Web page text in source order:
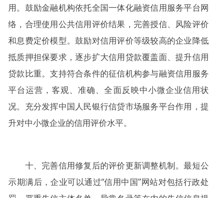
用。鼓励金融机构依托全国一体化融资信用服务平台网
络，合理使用公共信用评价结果，完善授信、风险评价
和息费定价模型。鼓励对信用评价等级较高的企业降低
抵质押担保要求，逐步扩大信用贷款覆盖面、提升信用
贷款比重。支持符合条件的征信机构参与融资信用服务
平台运营，客观、准确、全面反映中小微企业信用状
况。充分发挥中国人民银行信贷市场服务平台作用，提
升对中小微企业的信用评价水平。
十、完善信用修复后的评价更新调整机制。最短公
示期满后，企业可以通过“信用中国”网站对包括行政处